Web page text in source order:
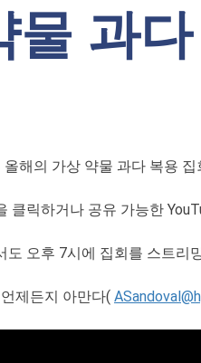
물 과
해의 가상 약물 과다 복용
클릭하거나 공유 가능한
오후 7시에 집회를 스트
제든지 아만다(